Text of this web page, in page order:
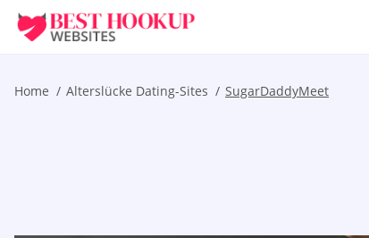
Home Alterslücke Dating-Sites SugarDaddyMeet